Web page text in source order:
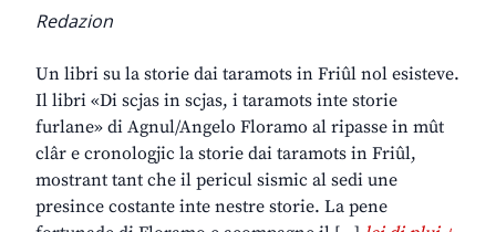
Redazion
Un libri su la storie dai taramots in Friûl nol esisteve.
Il libri «Di scjas in scjas, i taramots inte storie
furlane» di Agnul/Angelo Floramo al ripasse in mût
clâr e cronologjic la storie dai taramots in Friûl,
mostrant tant che il pericul sismic al sedi une
presince costante inte nestre storie. La pene